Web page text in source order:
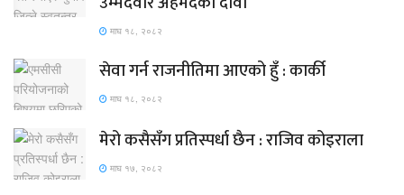
माघ १८, २०८२
सेवा गर्न राजनीतिमा आएको हुँ : कार्की
माघ १८, २०८२
मेरो कसैसँग प्रतिस्पर्धा छैन : राजिव कोइराला
माघ १७, २०८२